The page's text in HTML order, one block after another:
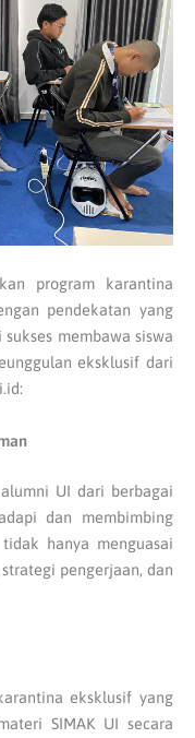
program karantina
pendekatan yang
membawa siswa
eksklusif dari
UI dari berbagai
dan membimbing
hanya menguasai
pengerjaan, dan
eksklusif yang
SIMAK UI secara